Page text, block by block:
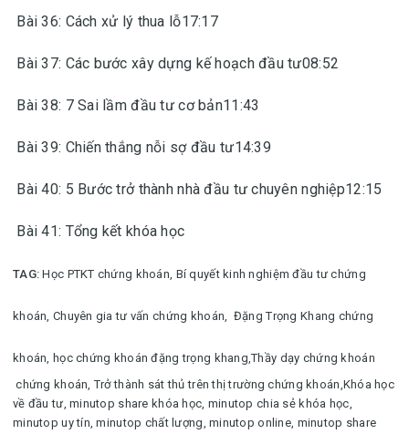
Bài 36: Cách xử lý thua lỗ17:17
Bài 37: Các bước xây dựng kế hoạch đầu tư08:52
Bài 38: 7 Sai lầm đầu tư cơ bản11:43
Bài 39: Chiến thắng nỗi sợ đầu tư14:39
Bài 40: 5 Bước trở thành nhà đầu tư chuyên nghiệp12:15
Bài 41: Tổng kết khóa học
TAG:Học PTKT chứng khoán, Bí quyết kinh nghiệm đầu tư chứng
khoán, Chuyên gia tư vấn chứng khoán, Đặng Trọng Khang chứng
khoán, học chứng khoán đặng trọng khang,Thầy dạy chứng khoán
chứng khoán,Trở thành sát thủ trên thị trường chứng khoán,Khóa học
về đầu tư,minutop share khóa học, minutop chia sẻ khóa học,
minutop uy tín, minutop chất lượng, minutop online, minutop share